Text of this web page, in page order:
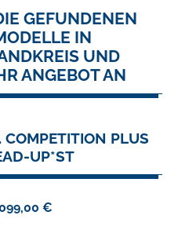
GEFUNDENEN
IN
UND
ANGEBOT AN
COMPETITION PLUS
UP*ST
€